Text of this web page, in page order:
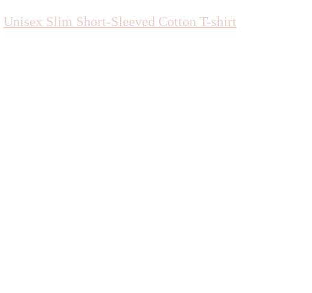
Unisex Slim Short-Sleeved Cotton T-shirt